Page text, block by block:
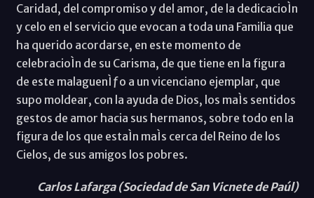
Caridad, del compromiso y del amor, de la dedicacioÌn
y celo en el servicio que evocan a toda una Familia que
ha querido acordarse, en este momento de
celebracioÌn de su Carisma, de que tiene en la figura
de este malaguenÌƒo a un vicenciano ejemplar, que
supo moldear, con la ayuda de Dios, los maÌs sentidos
gestos de amor hacia sus hermanos, sobre todo en la
figura de los que estaÌn maÌs cerca del Reino de los
Cielos, de sus amigos los pobres.
Carlos Lafarga (Sociedad de San Vicnete de Paúl)